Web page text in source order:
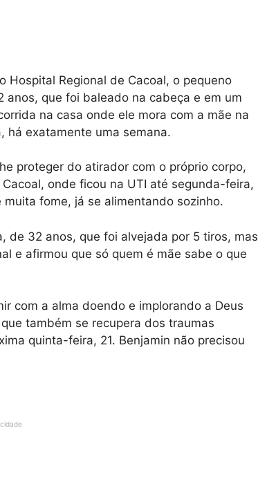
Hospital Regional de Cacoal, o pequeno
anos, que foi baleado na cabeça e em um
na casa onde ele mora com a mãe na
há exatamente uma semana.
proteger do atirador com o próprio corpo,
onde ficou na UTI até segunda-feira,
fome, já se alimentando sozinho.
de 32 anos, que foi alvejada por 5 tiros, mas
e afirmou que só quem é mãe sabe o que
com a alma doendo e implorando a Deus
também se recupera dos traumas
quinta-feira, 21. Benjamin não precisou